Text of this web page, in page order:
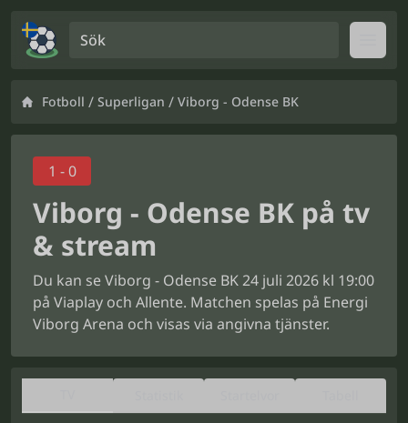
Fotboll / Superligan / Viborg - Odense BK
1 - 0
Viborg - Odense BK på tv
& stream
Du kan se Viborg - Odense BK 24 juli 2026 kl 19:00
på Viaplay och Allente. Matchen spelas på Energi
Viborg Arena och visas via angivna tjänster.